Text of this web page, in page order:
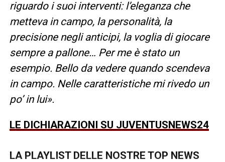
riguardo i suoi interventi: l’eleganza che
metteva in campo, la personalità, la
precisione negli anticipi, la voglia di giocare
sempre a pallone… Per me è stato un
esempio. Bello da vedere quando scendeva
in campo. Nelle caratteristiche mi rivedo un
po’ in lui».
LE DICHIARAZIONI SU JUVENTUSNEWS24
LA PLAYLIST DELLE NOSTRE TOP NEWS